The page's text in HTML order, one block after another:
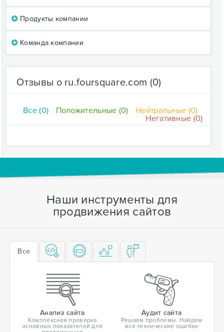
Продукты компании
Команда компании
Отзывы о ru.foursquare.com (0)
Все (0) Положительные (0)
Нейтральные (0)
Негативные (0)
Наши инструменты для
продвижения сайтов
Все
Анализ сайта
Комплексная проверка
основных показателей для
Аудит сайта
Решаем проблемы. Найдем
все технические ошибки